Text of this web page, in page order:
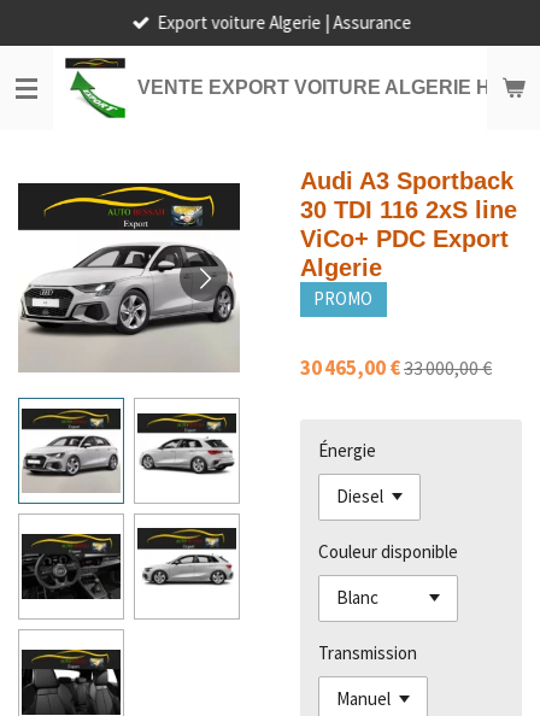
au
contenu
principal
VENTE EXPORT VOITURE ALGERIE HORS
Export voiture Algerie | Assurance
Audi A3 Sportback
30 TDI 116 2xS line
ViCo+ PDC Export
Algerie
PROMO
30 465,00 €33 000,00 €
Énergie
Couleur disponible
Transmission